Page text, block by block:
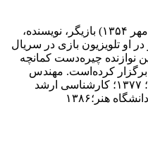
سیدافشین هاشمی‌مرغزار (زاده ۲۰ مهر ۱۳۵۴) بازیگر، نویسنده،
او تلویزیون بازی در سریال
هم چنین نوازنده چیره‌دست کمانچه
برگزار کرده‌است. مهندس
شیمی از دانشگاه صنعت نفت آبادان؛ ۱۳۷۷؛ کارشناسی ارشد
هنر؛۱۳۸۶